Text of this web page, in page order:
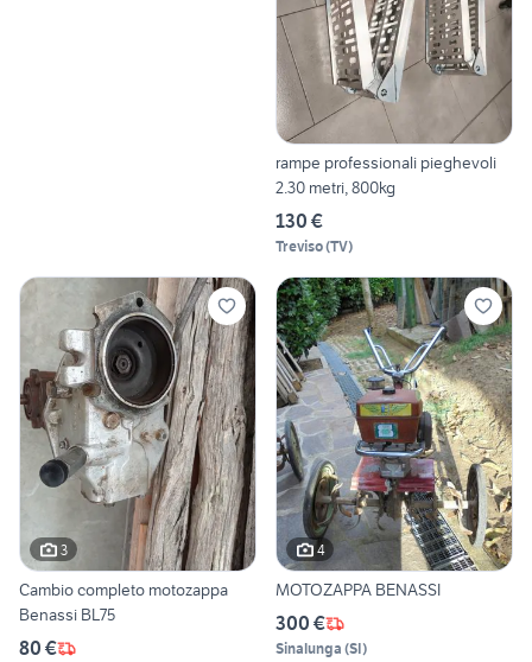
rampe professionali pieghevoli
2.30 metri, 800kg
130 €
Treviso(TV)
3
Cambio completo motozappa
Benassi BL75
80 €
4
MOTOZAPPA BENASSI
300 €
Sinalunga (SI)